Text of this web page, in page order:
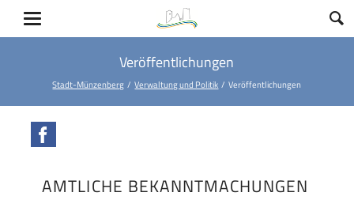
Veröffentlichungen
Stadt-Münzenberg Verwaltung und Politik Veröffentlichungen
AMTLICHE BEKANNTMACHUNGEN